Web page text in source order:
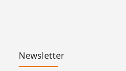
Newsletter